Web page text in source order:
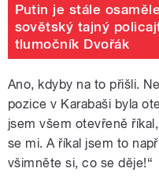
Putin je stále
sovětský tajný
tlumočník Dvořák
Ano, kdyby na to přišli.
pozice v Karabaši byla
jsem všem otevřeně
se mi. A říkal jsem to
všimněte si, co se děje!“